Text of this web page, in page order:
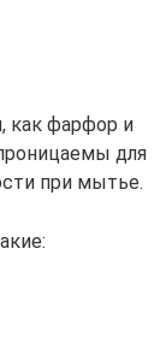
как фарфор и
для
при мытье.